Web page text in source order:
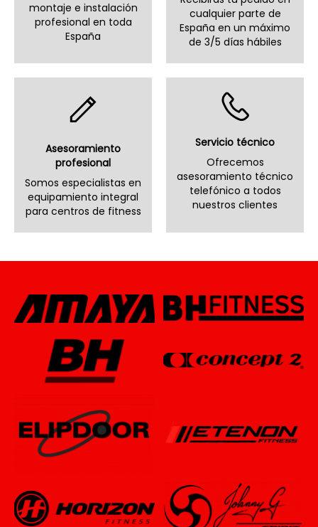
montaje e instalación
profesional en toda
España
cualquier parte de
España en un máximo
de 3/5 días hábiles
Asesoramiento
profesional
Somos especialistas en
equipamiento integral
para centros de fitness
Servicio técnico
Ofrecemos
asesoramiento técnico
telefónico a todos
nuestros clientes